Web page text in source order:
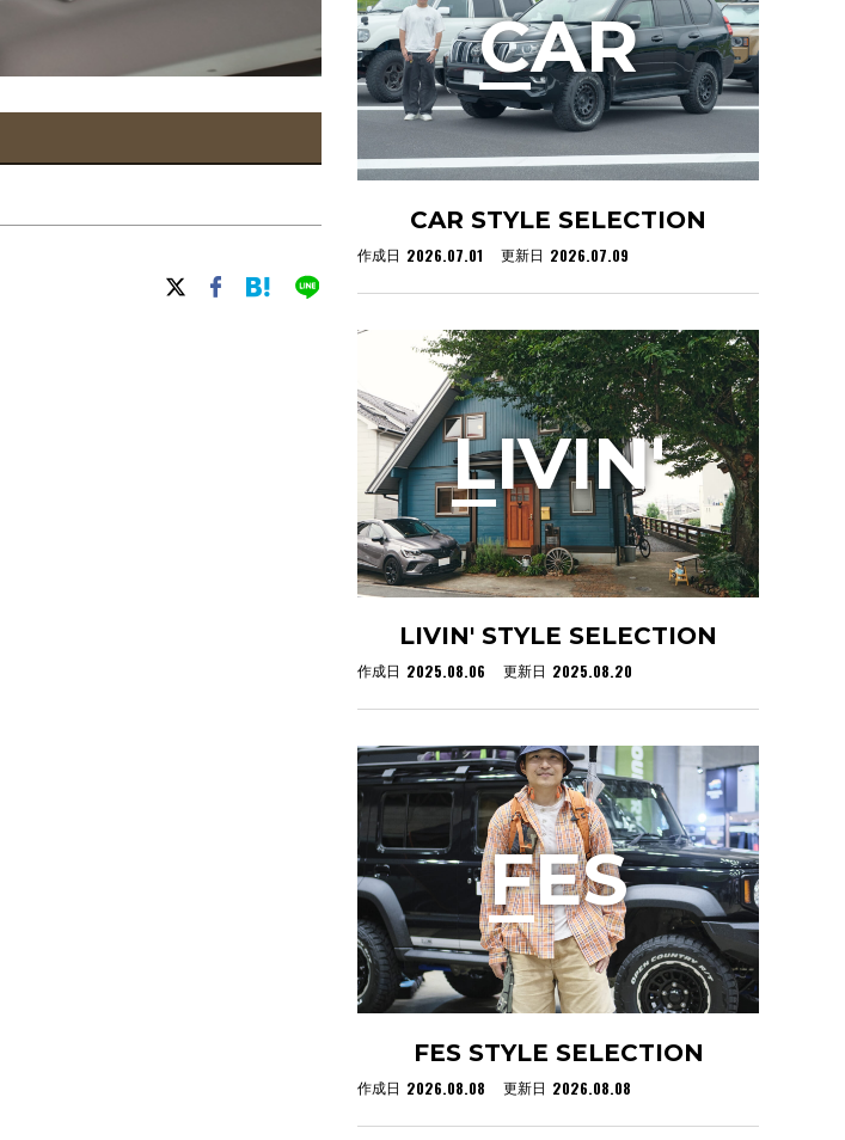
CAR STYLE SELECTION
作成日 2026.07.01 更新日 2026.07.09
CAR
LIVIN' STYLE SELECTION
作成日 2025.08.06 更新日 2025.08.20
LIVIN'
FES STYLE SELECTION
作成日 2026.08.08 更新日 2026.08.08
FES